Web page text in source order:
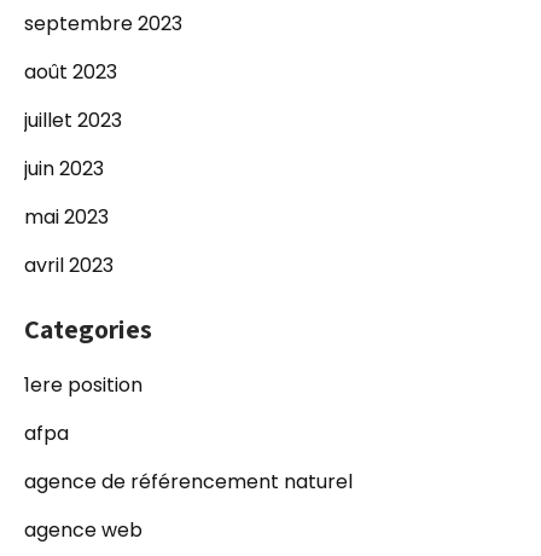
septembre 2023
août 2023
juillet 2023
juin 2023
mai 2023
avril 2023
Categories
1ere position
afpa
agence de référencement naturel
agence web